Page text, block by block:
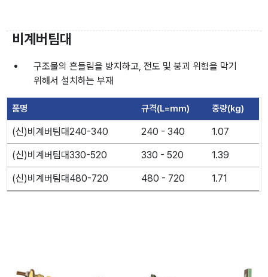
비계버팀대
구조물의 흔들림을 방지하고, 전도 및 붕괴 위험을 막기
위해서 설치하는 부재
품명 규격(L=mm) 중량(kg)
(신)비계버팀대240-340 240 - 340 1.07
(신)비계버팀대330-520 330 - 520 1.39
(신)비계버팀대480-720 480 - 720 1.71